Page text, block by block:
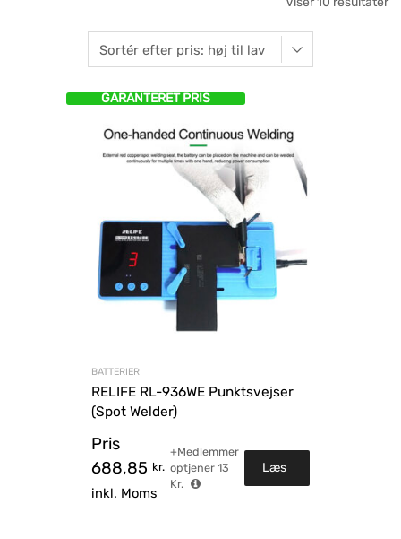
GARANTERET PRIS
BATTERIER
RELIFE RL-936WE Punktsvejser
(Spot Welder)
Pris
688,85 kr.
inkl. Moms
+Medlemmer
optjener 13
Kr.
Læs